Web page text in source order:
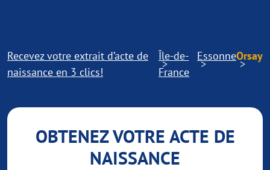
Recevez votre extrait d’acte de
naissance en 3 clics!
Île-de-
France
EssonneOrsay
OBTENEZ VOTRE ACTE DE
NAISSANCE